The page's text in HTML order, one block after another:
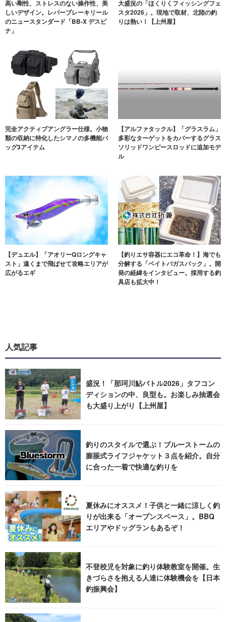
高い剛性、ストレスのない操作性、美
しいデザイン。レバーブレーキリール
のニュースタンダード「BB-X デスピ
ナ」
大盛況の「ほくりくフィッシングフェ
スタ2026」。現地で取材、北陸の釣
りは熱い！【上州屋】
完全アクティブアングラー仕様。小物
類の収納に特化したシマノの多機能バ
ッグ3アイテム
【アルファタックル】「グラスラム」
多彩なターゲットをカバーするグラス
ソリッドワンピースロッドに追加モデ
ル
【デュエル】「アオリーQロングキャ
スト」遠くまで飛ばせて攻略エリアが
広がるエギ
【釣りエサ容器にエコ革命！】海でも
分解する「ベイトバガスパック」。開
発の経緯をインタビュー。採用する釣
具店も拡大中！
人気記事
盛況！「那珂川鮎バトル2026」タフコン
ディションの中、良型も。お楽しみ抽選会
も大盛り上がり【上州屋】
釣りのスタイルで選ぶ！ブルーストームの
膨脹式ライフジャケット３点を紹介。自分
に合った一着で快適な釣りを
夏休みにオススメ！子供と一緒に涼しく釣
りが出来る「オープンスペース」。BBQ
エリアやドッグランもあるぞ！
不登校児を対象に釣り体験教室を開催。生
きづらさを抱える人達に体験機会を【日本
釣振興会】